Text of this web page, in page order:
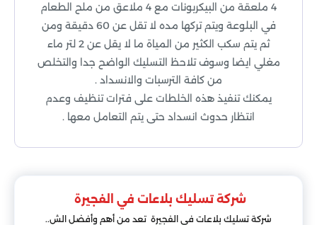
4 ملعقة من البيكربونات مع 4 ملاعق من ملح الطعام
في البلوعة ويتم تركها مده لا تقل عن 60 دقيقة ومن
ثم يتم سكب الكثير من المياة ما لا يقل عن 2 لتر ماء
مغلي ايضا وسوف تلاحظ التسليك الواضح جدا والتخلص
من كافة الترسبات والانسداد .
يمكنك تنفيذ هذه الخلطات على فترات تنظيف وعدم
انتظار حدوث انسداد حتى يتم التعامل معها .
شركة تسليك بلاعات في الفجيرة
شركة تسليك بلاعات في الفجيرة تعد من أهم وأفضل الش..